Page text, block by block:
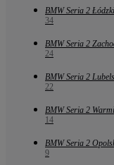
BMW Seria 2
34
BMW Seria 2
24
BMW Seria 2
22
BMW Seria 2
14
BMW Seria 2
9